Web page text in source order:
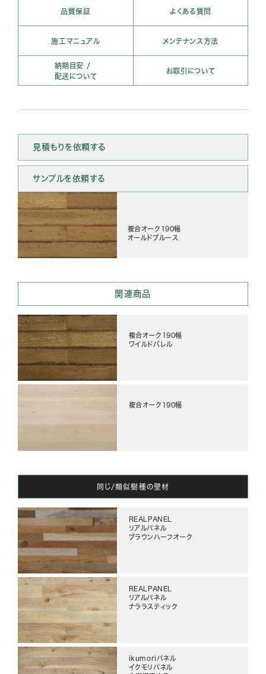
見積もりを依頼する
サンプルを依頼する
複合オーク190幅
オールドブルース
関連商品
複合オーク190幅
ワイルドバレル
複合オーク190幅
同じ/類似樹種の壁材
REALPANEL
リアルパネル
ブラウンハーフオーク
REALPANEL
リアルパネル
ナララスティック
ikumoriパネル
イクモリパネル
品質保証 よくある質問
施工マニュアル メンテナンス方法
納期目安 /
配送について
お取引について